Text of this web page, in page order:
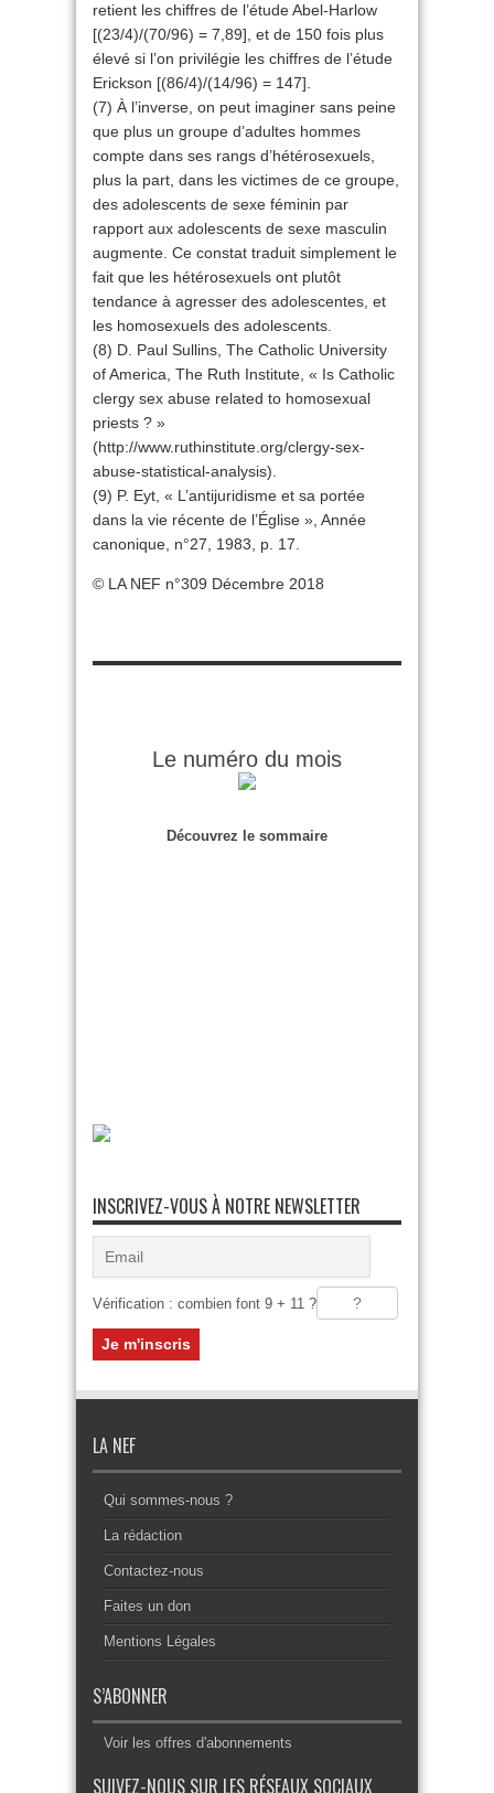
retient les chiffres de l’étude Abel-Harlow
[(23/4)/(70/96) = 7,89], et de 150 fois plus
élevé si l’on privilégie les chiffres de l’étude
Erickson [(86/4)/(14/96) = 147].
(7) À l’inverse, on peut imaginer sans peine
que plus un groupe d’adultes hommes
compte dans ses rangs d’hétérosexuels,
plus la part, dans les victimes de ce groupe,
des adolescents de sexe féminin par
rapport aux adolescents de sexe masculin
augmente. Ce constat traduit simplement le
fait que les hétérosexuels ont plutôt
tendance à agresser des adolescentes, et
les homosexuels des adolescents.
(8) D. Paul Sullins, The Catholic University
of America, The Ruth Institute, « Is Catholic
clergy sex abuse related to homosexual
priests ? »
(http://www.ruthinstitute.org/clergy-sex-
abuse-statistical-analysis).
(9) P. Eyt, « L’antijuridisme et sa portée
dans la vie récente de l’Église », Année
canonique, n°27, 1983, p. 17.
© LA NEF n°309 Décembre 2018
Le numéro du mois
Découvrez le sommaire
INSCRIVEZ-VOUS À NOTRE NEWSLETTER
Vérification : combien font 9 + 11 ?
LA NEF
Qui sommes-nous ?
La rédaction
Contactez-nous
Faites un don
Mentions Légales
S’ABONNER
Voir les offres d'abonnements
SUIVEZ-NOUS SUR LES RÉSEAUX SOCIAUX